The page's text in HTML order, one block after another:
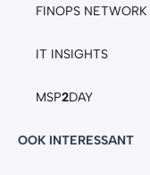
FINOPS NETWORK
IT INSIGHTS
MSP2DAY
OOK INTERESSANT